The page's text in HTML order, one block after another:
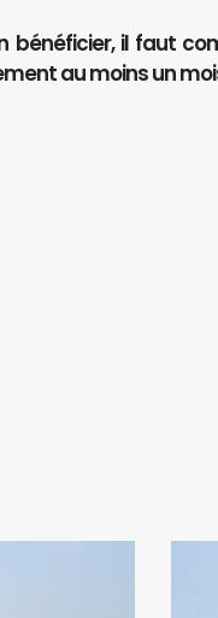
bénéficier, il faut
au moins un